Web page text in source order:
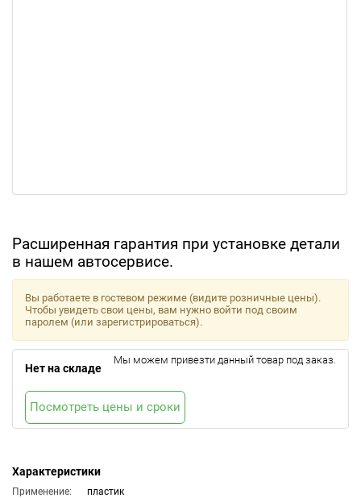
Расширенная гарантия при установке детали
в нашем автосервисе.
Характеристики
Применение:
пластик
Вы работаете в гостевом режиме (видите розничные цены).
Чтобы увидеть свои цены, вам нужно войти под своим
паролем (или зарегистрироваться).
Нет на складе
Мы можем привезти данный товар под заказ.
Посмотреть цены и сроки